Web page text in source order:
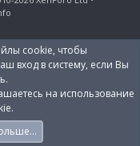
cookie, чтобы
вход в систему, если Вы
на использование